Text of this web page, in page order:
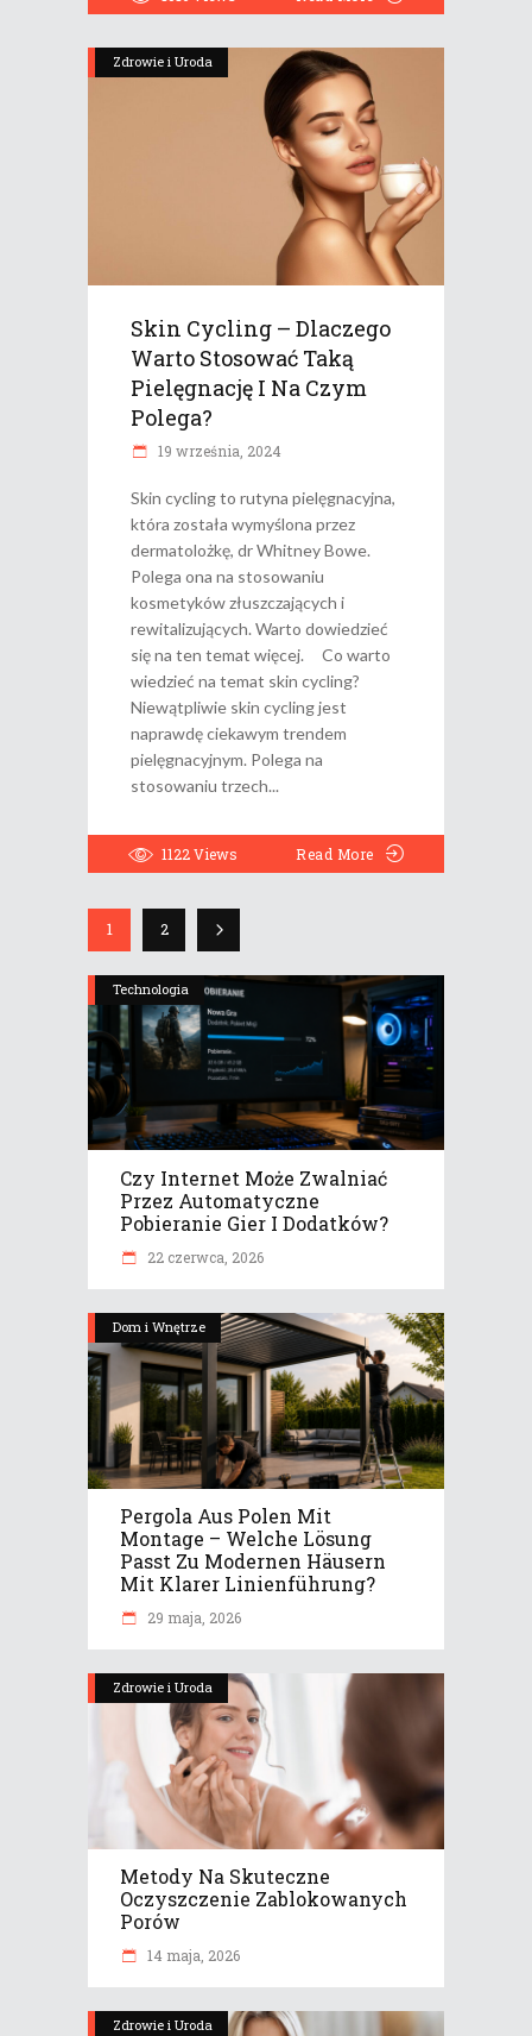
Zdrowie i Uroda
Skin Cycling – Dlaczego
Warto Stosować Taką
Pielęgnację I Na Czym
Polega?
19 września, 2024
Skin cycling to rutyna pielęgnacyjna,
która została wymyślona przez
dermatolożkę, dr Whitney Bowe.
Polega ona na stosowaniu
kosmetyków złuszczających i
rewitalizujących. Warto dowiedzieć
się na ten temat więcej. Co warto
wiedzieć na temat skin cycling?
Niewątpliwie skin cycling jest
naprawdę ciekawym trendem
pielęgnacyjnym. Polega na
stosowaniu trzech
1122Views Read More
1 2
Technologia
Czy Internet Może Zwalniać
Przez Automatyczne
Pobieranie Gier I Dodatków?
22 czerwca, 2026
Dom i Wnętrze
Pergola Aus Polen Mit
Montage – Welche Lösung
Passt Zu Modernen Häusern
Mit Klarer Linienführung?
29 maja, 2026
Zdrowie i Uroda
Metody Na Skuteczne
Oczyszczenie Zablokowanych
Porów
14 maja, 2026
Zdrowie i Uroda